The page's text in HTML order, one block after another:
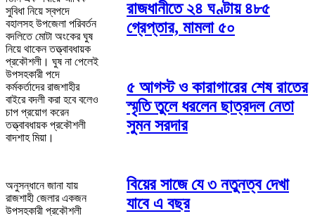
সুবিধা নিয়ে স্বপদে
বহালসহ উপজেলা পরিবর্তন
বদলিতে মোটা অংকের ঘুষ
নিয়ে থাকেন তত্ত্বাবধায়ক
প্রকৌশলী। ঘুষ না পেলেই
উপসহকারী পদে
কর্মকর্তাদের রাজশাহীর
বাইরে বদলী করা হবে বলেও
চাপ প্রয়োগ করেন
তত্ত্বাবধায়ক প্রকৌশলী
বাদশাহ মিয়া।
অনুসন্ধানে জানা যায়
রাজশাহী জেলার একজন
উপসহকারী প্রকৌশলী
রাজধানীতে ২৪ ঘণ্টায় ৪৮৫
গ্রেপ্তার, মামলা ৫০
৫ আগস্ট ও কারাগারের শেষ রাতের
স্মৃতি তুলে ধরলেন ছাত্রদল নেতা
সুমন সরদার
বিয়ের সাজে যে ৩ নতুনত্ব দেখা
যাবে এ বছর